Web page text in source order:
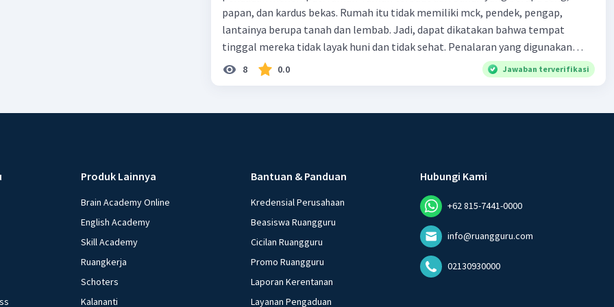
papan, dan kardus bekas. Rumah itu tidak memiliki mck, pendek, pengap,
lantainya berupa tanah dan lembab. Jadi, dapat dikatakan bahwa tempat
tinggal mereka tidak layak huni dan tidak sehat. Penalaran yang digunakan
dalam paragraf tersebut adalah . . . .
8 0.0 Jawaban terverifikasi
Produk Lainnya
Brain Academy Online
English Academy
Skill Academy
Ruangkerja
Schoters
Kalananti
Bantuan & Panduan
Kredensial Perusahaan
Beasiswa Ruangguru
Cicilan Ruangguru
Promo Ruangguru
Laporan Kerentanan
Layanan Pengaduan
Hubungi Kami
+62 815-7441-0000
info@ruangguru.com
02130930000